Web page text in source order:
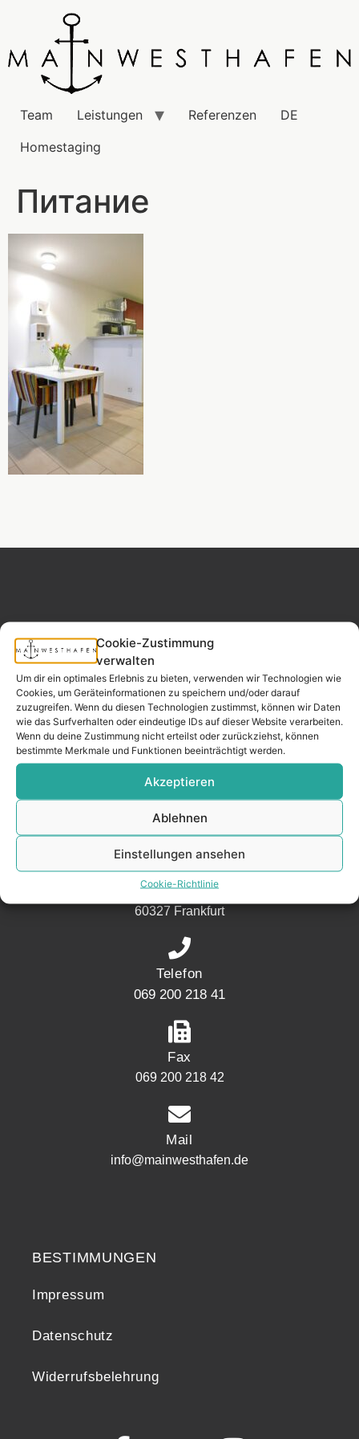
Cookie-Zustimmung
verwalten
Um dir ein optimales Erlebnis zu bieten, verwenden wir Technologien wie
Cookies, um Geräteinformationen zu speichern und/oder darauf
zuzugreifen. Wenn du diesen Technologien zustimmst, können wir Daten
wie das Surfverhalten oder eindeutige IDs auf dieser Website verarbeiten.
Wenn du deine Zustimmung nicht erteilst oder zurückziehst, können
bestimmte Merkmale und Funktionen beeinträchtigt werden.
Akzeptieren
Ablehnen
Einstellungen ansehen
Cookie-Richtlinie
Team Leistungen Referenzen
DE
Homestaging
Питание
MAINWESTHAFEN
IMMOBILIEN
Ihr Immobilienpartner
aus der
Nachbarschaft.
– seit 2017.
Widerrufsrecht
Adresse
Mainwesthafen Immobilien Speicherstraße 5
60327 Frankfurt
Telefon
069 200 218 41
Fax
069 200 218 42
Mail
info@mainwesthafen.de
BESTIMMUNGEN
Impressum
Datenschutz
Widerrufsbelehrung